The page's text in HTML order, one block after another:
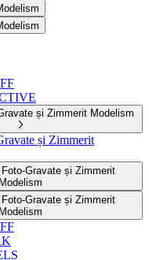
și Zimmerit Modelism
și Zimmerit
Modelism
Modelism